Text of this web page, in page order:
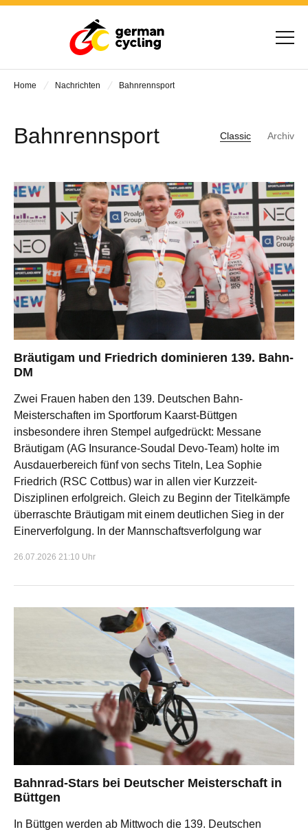
Home Nachrichten Bahnrennsport
Bahnrennsport Classic Archiv
Bräutigam und Friedrich dominieren 139. Bahn-
DM
Zwei Frauen haben den 139. Deutschen Bahn-
Meisterschaften im Sportforum Kaarst-Büttgen
insbesondere ihren Stempel aufgedrückt: Messane
Bräutigam (AG Insurance-Soudal Devo-Team) holte im
Ausdauerbereich fünf von sechs Titeln, Lea Sophie
Friedrich (RSC Cottbus) war in allen vier Kurzzeit-
Disziplinen erfolgreich. Gleich zu Beginn der Titelkämpfe
überraschte Bräutigam mit einem deutlichen Sieg in der
Einerverfolgung. In der Mannschaftsverfolgung war
26.07.2026 21:10 Uhr
Bahnrad-Stars bei Deutscher Meisterschaft in
Büttgen
In Büttgen werden ab Mittwoch die 139. Deutschen